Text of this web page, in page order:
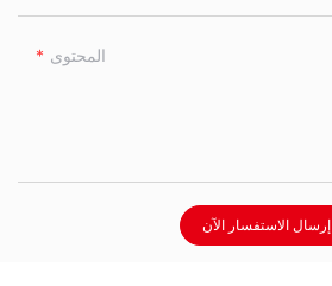
المحتوى
إرسال الاستفسار الآن